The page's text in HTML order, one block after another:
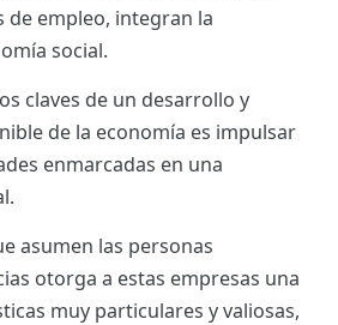
de empleo, integran la
social.
claves de un desarrollo y
de la economía es impulsar
enmarcadas en una
asumen las personas
otorga a estas empresas una
muy particulares y valiosas,